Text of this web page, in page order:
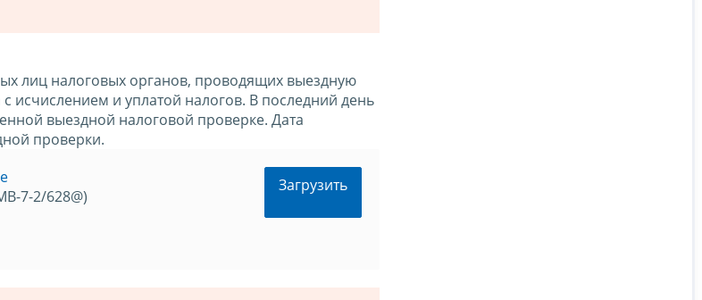
лиц налоговых органов, проводящих выездную
исчислением и уплатой налогов. В последний день
выездной налоговой проверке. Дата
проверки.
7-2/628@)
Загрузить